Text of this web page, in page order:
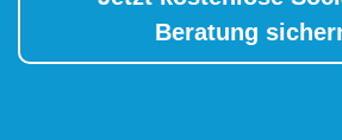
Beratung